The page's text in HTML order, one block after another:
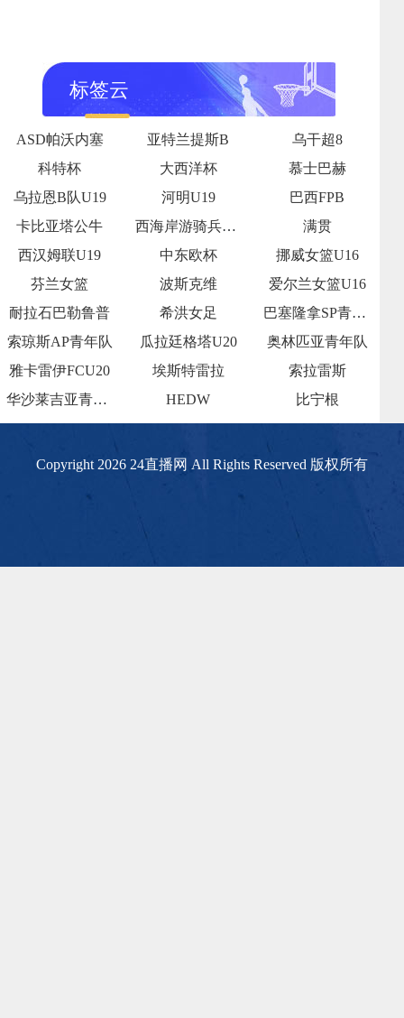
标签云
ASD帕沃内塞 亚特兰提斯B
乌干超8
科特杯
大西洋杯
慕士巴赫
乌拉恩B队U19
河明U19
巴西FPB
卡比亚塔公牛
西海岸游骑兵女足
满贯
西汉姆联U19
中东欧杯
挪威女篮U16
芬兰女篮
波斯克维
爱尔兰女篮U16
耐拉石巴勒鲁普
希洪女足
巴塞隆拿SP青年队
索琼斯AP青年队
瓜拉廷格塔U20
奥林匹亚青年队
雅卡雷伊FCU20
埃斯特雷拉
索拉雷斯
华沙莱吉亚青年队
HEDW 比宁根
Copyright 2026 24直播网 All Rights Reserved 版权所有